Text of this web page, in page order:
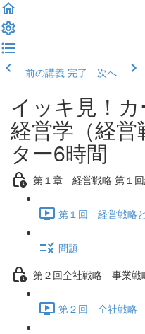
前の講義 完了 次へ
イッキ見！
経営学（経営
ター6時間
第１章 経営戦略 第１回
第１回 経営戦略
問題
第２回全社戦略 事業
第２回 全社戦略